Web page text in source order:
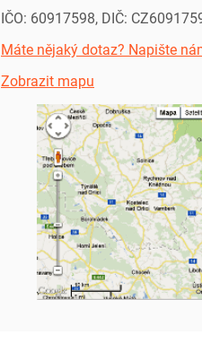
IČO: 60917598, DIČ:
Máte nějaký dotaz? Napište
Zobrazit mapu